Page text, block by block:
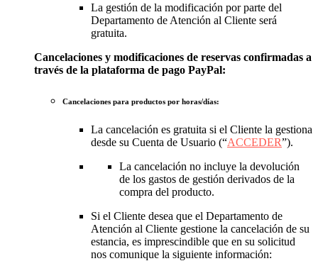
La gestión de la modificación por parte del
Departamento de Atención al Cliente será
gratuita.
Cancelaciones y modificaciones de reservas confirmadas a
través de la plataforma de pago PayPal:
Cancelaciones para productos por horas/días:
La cancelación es gratuita si el Cliente la gestiona
desde su Cuenta de Usuario (“ACCEDER”).
La cancelación no incluye la devolución
de los gastos de gestión derivados de la
compra del producto.
Si el Cliente desea que el Departamento de
Atención al Cliente gestione la cancelación de su
estancia, es imprescindible que en su solicitud
nos comunique la siguiente información: